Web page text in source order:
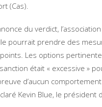
(Cas).
du verdict,
pourrait prendre des
Les options
était « excessive »
d’aucun
Kevin Blue, le président